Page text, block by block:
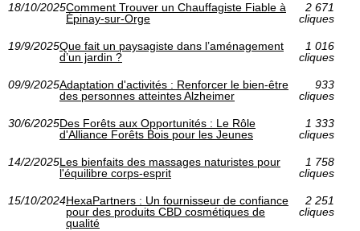
18/10/2025Comment Trouver un Chauffagiste Fiable à
Épinay-sur-Orge
2 671
cliques
19/9/2025Que fait un paysagiste dans l’aménagement
d’un jardin ?
1 016
cliques
09/9/2025Adaptation d'activités : Renforcer le bien-être
des personnes atteintes Alzheimer
933
cliques
30/6/2025Des Forêts aux Opportunités : Le Rôle
d'Alliance Forêts Bois pour les Jeunes
1 333
cliques
14/2/2025Les bienfaits des massages naturistes pour
l'équilibre corps-esprit
1 758
cliques
15/10/2024HexaPartners : Un fournisseur de confiance
pour des produits CBD cosmétiques de
qualité
2 251
cliques